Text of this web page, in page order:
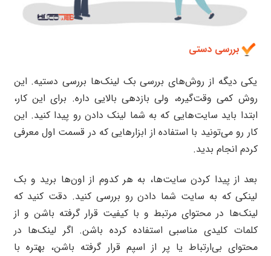
بررسی دستی
یکی دیگه از روش‌های بررسی بک لینک‌ها بررسی دستیه. این
روش کمی وقت‌گیره، ولی بازدهی بالایی داره. برای این کار،
ابتدا باید سایت‌هایی که به شما لینک دادن رو پیدا کنید. این
کار رو می‌تونید با استفاده از ابزارهایی که در قسمت اول معرفی
کردم انجام بدید.
بعد از پیدا کردن سایت‌ها، به هر کدوم از اون‌ها برید و بک
لینکی که به سایت شما دادن رو بررسی کنید. دقت کنید که
لینک‌ها در محتوای مرتبط و با کیفیت قرار گرفته باشن و از
کلمات کلیدی مناسبی استفاده کرده باشن. اگر لینک‌ها در
محتوای بی‌ارتباط یا پر از اسپم قرار گرفته باشن، بهتره با